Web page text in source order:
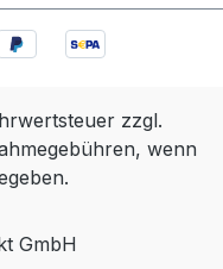
zzgl.
wenn
GmbH